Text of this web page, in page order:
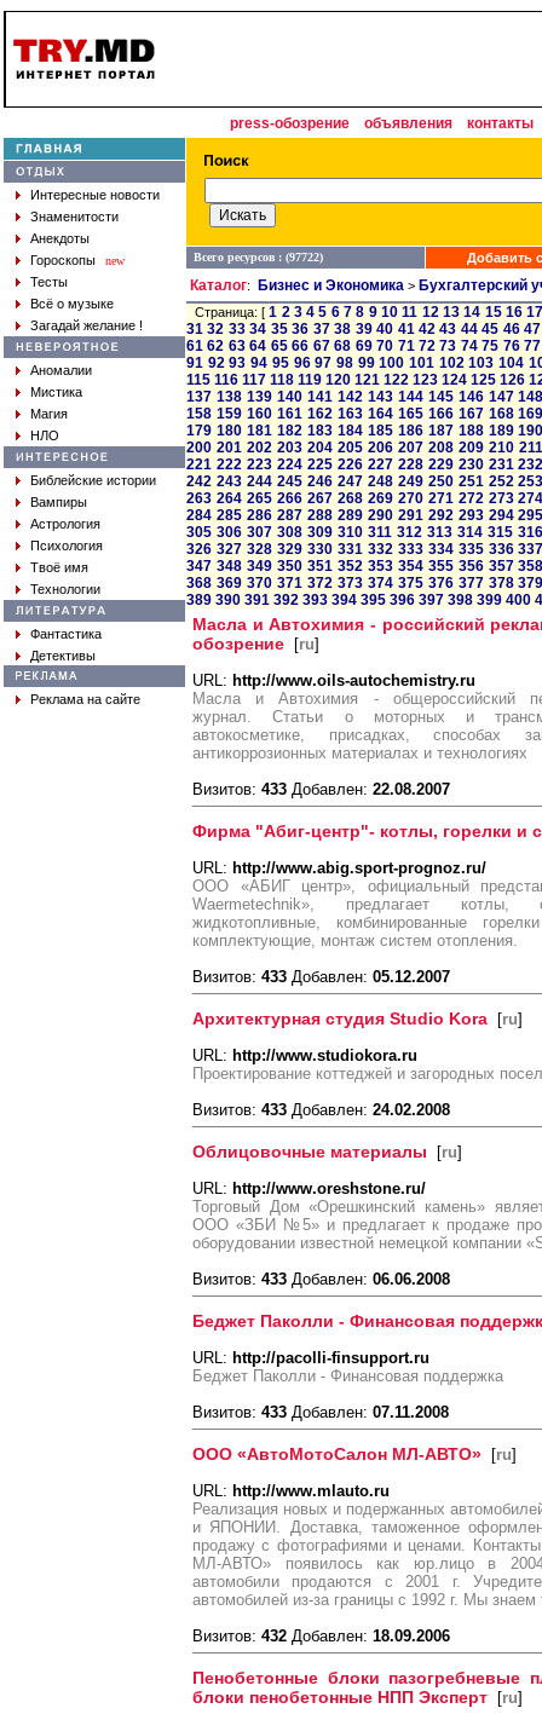
press-обозрение объявления контакты
Интересные новости
Знаменитости
Анекдоты
Гороскопы
new
Тесты
Всё о музыке
Загадай желание !
Аномалии
Мистика
Магия
НЛО
Библейские истории
Вампиры
Астрология
Психология
Твоё имя
Технологии
Фантастика
Детективы
Реклама на сайте
Всего ресурсов : (97722) Добавить
Каталог: Бизнес и Экономика > Бухгалтерский
Страница: [1 2 3 4 5 6 7 8 9 10 11 12 13 14 15 16
31 32 33 34 35 36 37 38 39 40 41 42 43 44 45 46 47
61 62 63 64 65 66 67 68 69 70 71 72 73 74 75 76 77
91 92 93 94 95 96 97 98 99 100 101 102 103 104
115 116 117 118 119 120 121 122 123 124 125 126
137 138 139 140 141 142 143 144 145 146 147
158 159 160 161 162 163 164 165 166 167 168
179 180 181 182 183 184 185 186 187 188 189
200 201 202 203 204 205 206 207 208 209 210 211
221 222 223 224 225 226 227 228 229 230 231
242 243 244 245 246 247 248 249 250 251 252
263 264 265 266 267 268 269 270 271 272 273
284 285 286 287 288 289 290 291 292 293 294
305 306 307 308 309 310 311 312 313 314 315 316
326 327 328 329 330 331 332 333 334 335 336
347 348 349 350 351 352 353 354 355 356 357
368 369 370 371 372 373 374 375 376 377 378
389 390 391 392 393 394 395 396 397 398 399 400
Масла и Автохимия - российский
обозрение [ru]
URL: http://www.oils-autochemistry.ru
Масла и Автохимия - общероссийский
журнал. Статьи о моторных и
автокосметике, присадках, способах
антикоррозионных материалах и технологиях
Визитов: 433 Добавлен: 22.08.2007
Фирма "Абиг-центр"- котлы, горелки и
URL: http://www.abig.sport-prognoz.ru/
ООО «АБИГ центр», официальный
Waermetechnik», предлагает котлы,
жидкотопливные, комбинированные
комплектующие, монтаж систем отопления.
Визитов: 433 Добавлен: 05.12.2007
Архитектурная студия Studio Kora [ru]
URL: http://www.studiokora.ru
Проектирование коттеджей и загородных
Визитов: 433 Добавлен: 24.02.2008
Облицовочные материалы [ru]
URL: http://www.oreshstone.ru/
Торговый Дом «Орешкинский камень»
ООО «ЗБИ №5» и предлагает к продаже
оборудовании известной немецкой компании
Визитов: 433 Добавлен: 06.06.2008
Беджет Паколли - Финансовая
URL: http://pacolli-finsupport.ru
Беджет Паколли - Финансовая поддержка
Визитов: 433 Добавлен: 07.11.2008
ООО «АвтоМотоСалон МЛ-АВТО» [ru]
URL: http://www.mlauto.ru
Реализация новых и подержанных
и ЯПОНИИ. Доставка, таможенное
продажу с фотографиями и ценами.
МЛ-АВТО» появилось как юр.лицо в
автомобили продаются с 2001 г.
автомобилей из-за границы с 1992 г. Мы
Визитов: 432 Добавлен: 18.09.2006
Пенобетонные блоки пазогребневые
блоки пенобетонные НПП Эксперт [ru]